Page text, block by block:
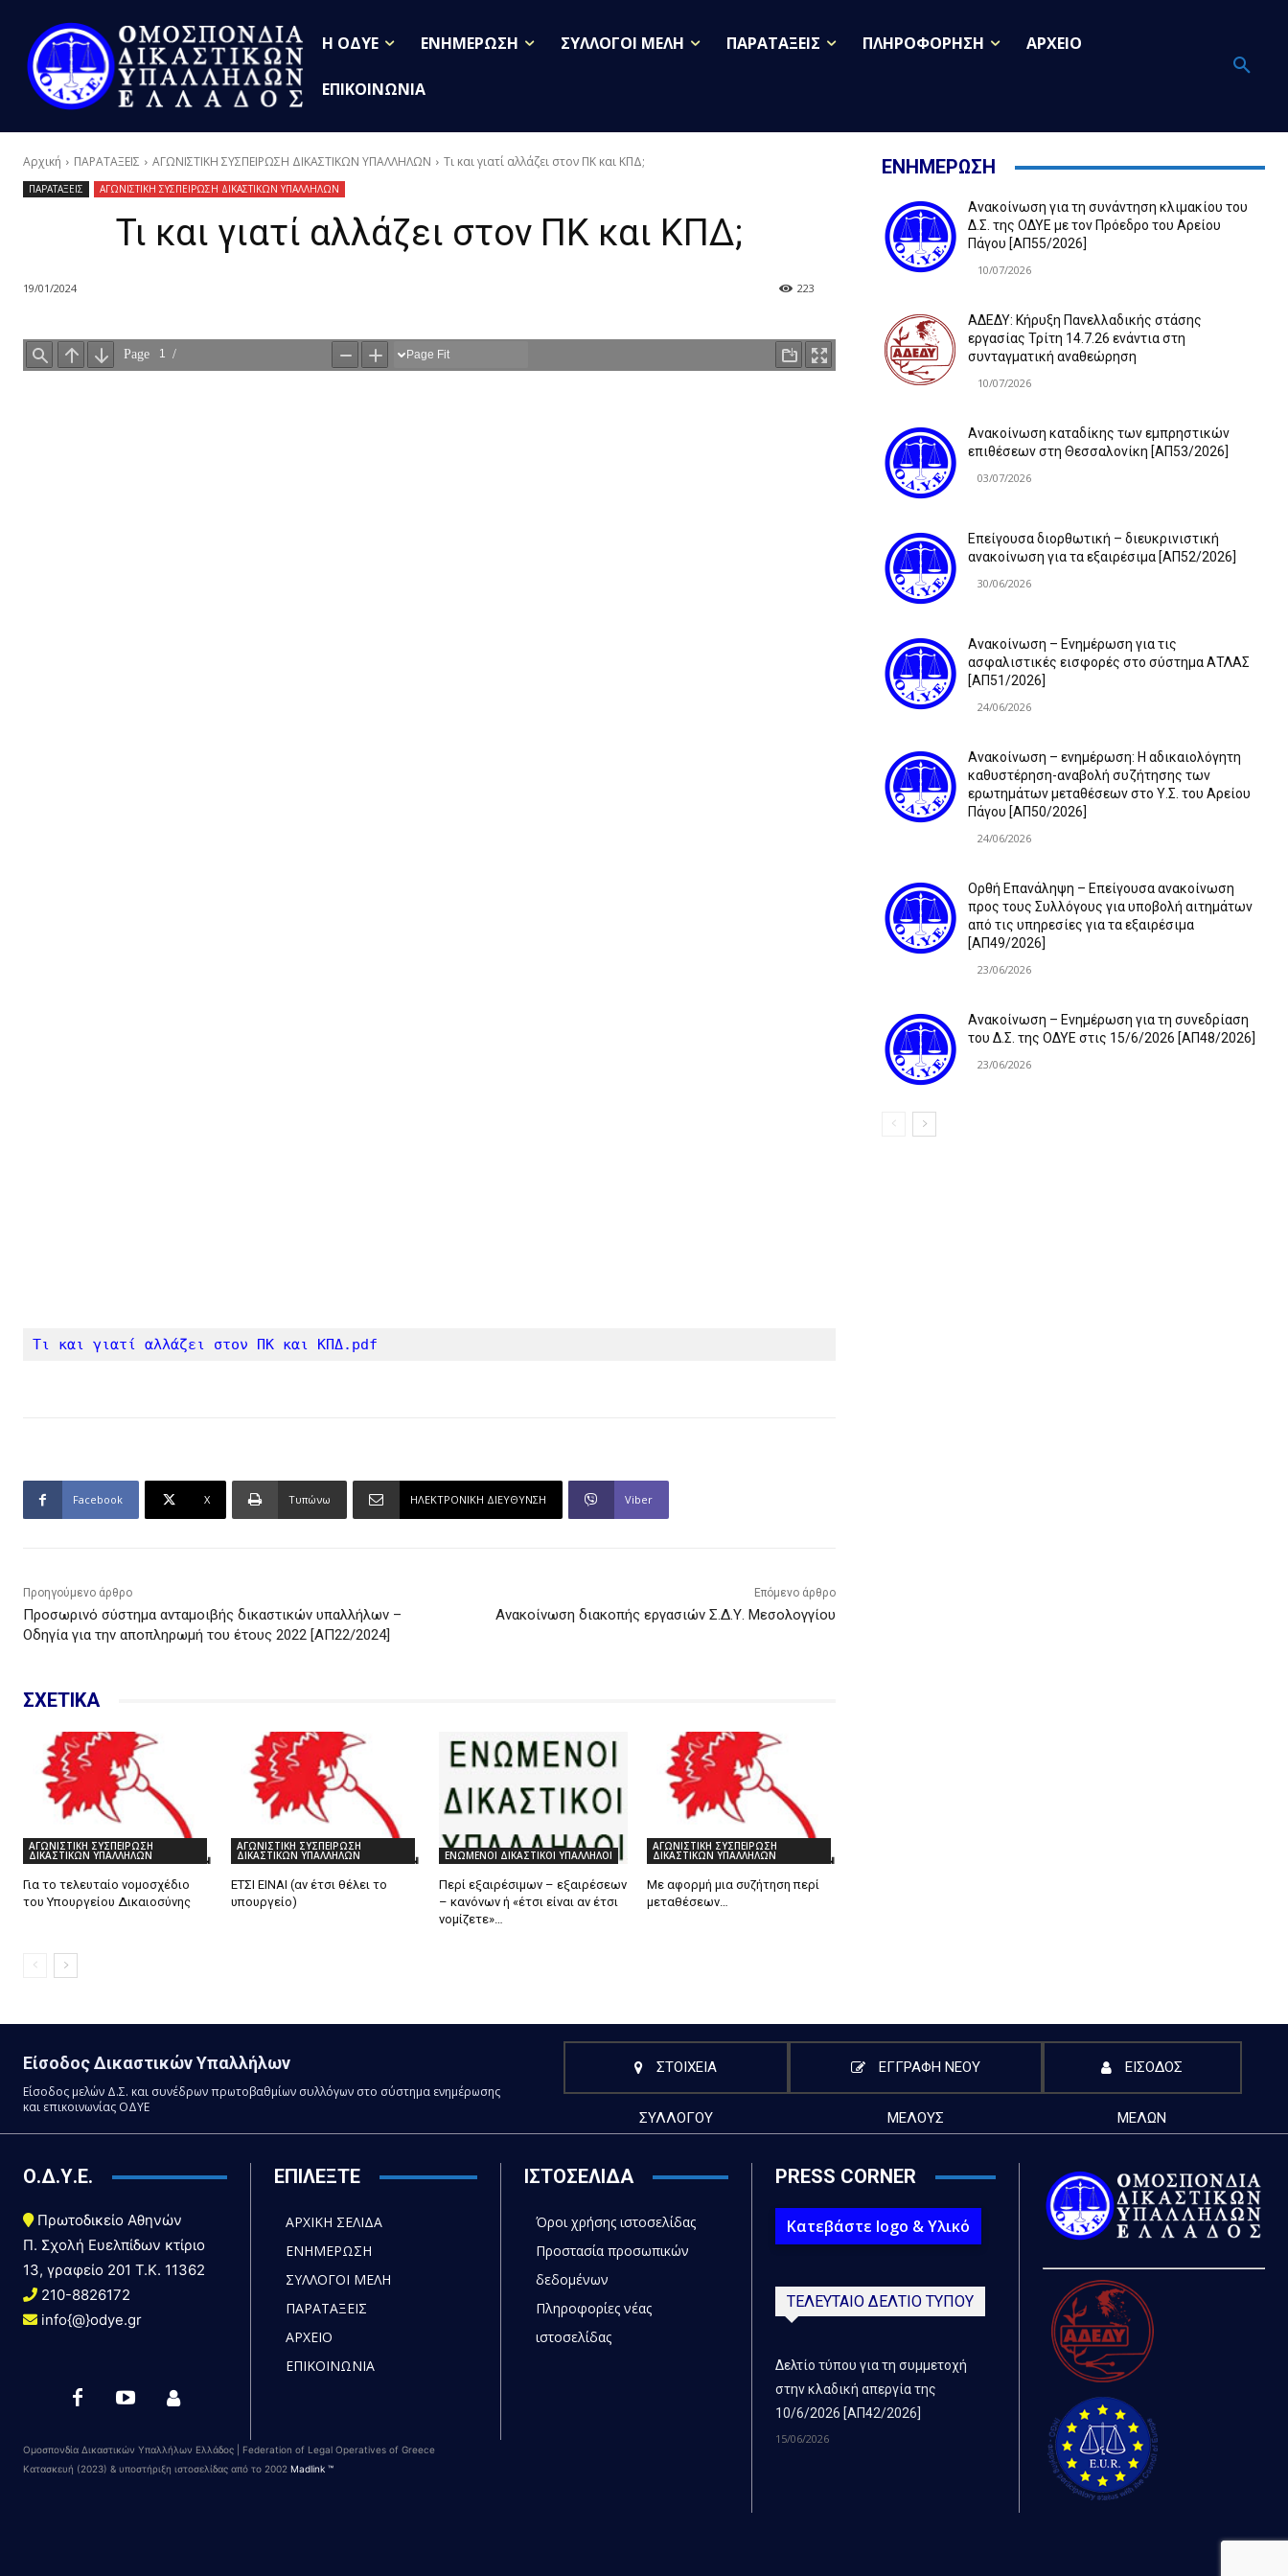
Η ΟΔΥΕ ΕΝΗΜΕΡΩΣΗ ΣΥΛΛΟΓΟΙ ΜΕΛΗ ΠΑΡΑΤΑΞΕΙΣ ΠΛΗΡΟΦΟΡΗΣΗ ΑΡΧΕΙΟ
ΕΠΙΚΟΙΝΩΝΙΑ
Αρχική ΠΑΡΑΤΑΞΕΙΣ ΑΓΩΝΙΣΤΙΚΗ ΣΥΣΠΕΙΡΩΣΗ ΔΙΚΑΣΤΙΚΩΝ ΥΠΑΛΛΗΛΩΝ Τι και γιατί αλλάζει στον ΠΚ και ΚΠΔ;
ΠΑΡΑΤΑΞΕΙΣ ΑΓΩΝΙΣΤΙΚΗ ΣΥΣΠΕΙΡΩΣΗ ΔΙΚΑΣΤΙΚΩΝ ΥΠΑΛΛΗΛΩΝ
Τι και γιατί αλλάζει στον ΠΚ και ΚΠΔ;
223
19/01/2024
Τι και γιατί αλλάζει στον ΠΚ και ΚΠΔ.pdf
Facebook X Τυπώνω ΗΛΕΚΤΡΟΝΙΚΗ ΔΙΕΥΘΥΝΣΗ Viber
Προηγούμενο άρθρο
Προσωρινό σύστημα ανταμοιβής δικαστικών υπαλλήλων –
Οδηγία για την αποπληρωμή του έτους 2022 [ΑΠ22/2024]
Επόμενο άρθρο
Ανακοίνωση διακοπής εργασιών Σ.Δ.Υ. Μεσολογγίου
ΣΧΕΤΙΚΑ
ΑΓΩΝΙΣΤΙΚΗ ΣΥΣΠΕΙΡΩΣΗ
ΔΙΚΑΣΤΙΚΩΝ ΥΠΑΛΛΗΛΩΝ
Για το τελευταίο νομοσχέδιο
του Υπουργείου Δικαιοσύνης
ΑΓΩΝΙΣΤΙΚΗ ΣΥΣΠΕΙΡΩΣΗ
ΔΙΚΑΣΤΙΚΩΝ ΥΠΑΛΛΗΛΩΝ
ΕΤΣΙ ΕΙΝΑΙ (αν έτσι θέλει το
υπουργείο)
ΕΝΩΜΕΝΟΙ ΔΙΚΑΣΤΙΚΟΙ ΥΠΑΛΛΗΛΟΙ
Περί εξαιρέσιμων – εξαιρέσεων
– κανόνων ή «έτσι είναι αν έτσι
νομίζετε»…
ΑΓΩΝΙΣΤΙΚΗ ΣΥΣΠΕΙΡΩΣΗ
ΔΙΚΑΣΤΙΚΩΝ ΥΠΑΛΛΗΛΩΝ
Με αφορμή μια συζήτηση περί
μεταθέσεων…
ΕΝΗΜΕΡΩΣΗ
Ανακοίνωση για τη συνάντηση κλιμακίου του
Δ.Σ. της ΟΔΥΕ με τον Πρόεδρο του Αρείου
Πάγου [ΑΠ55/2026]
10/07/2026
ΑΔΕΔΥ: Κήρυξη Πανελλαδικής στάσης
εργασίας Τρίτη 14.7.26 ενάντια στη
συνταγματική αναθεώρηση
10/07/2026
Ανακοίνωση καταδίκης των εμπρηστικών
επιθέσεων στη Θεσσαλονίκη [ΑΠ53/2026]
03/07/2026
Επείγουσα διορθωτική – διευκρινιστική
ανακοίνωση για τα εξαιρέσιμα [ΑΠ52/2026]
30/06/2026
Ανακοίνωση – Ενημέρωση για τις
ασφαλιστικές εισφορές στο σύστημα ΑΤΛΑΣ
[ΑΠ51/2026]
24/06/2026
Ανακοίνωση – ενημέρωση: Η αδικαιολόγητη
καθυστέρηση-αναβολή συζήτησης των
ερωτημάτων μεταθέσεων στο Υ.Σ. του Αρείου
Πάγου [ΑΠ50/2026]
24/06/2026
Ορθή Επανάληψη – Επείγουσα ανακοίνωση
προς τους Συλλόγους για υποβολή αιτημάτων
από τις υπηρεσίες για τα εξαιρέσιμα
[ΑΠ49/2026]
23/06/2026
Ανακοίνωση – Ενημέρωση για τη συνεδρίαση
του Δ.Σ. της ΟΔΥΕ στις 15/6/2026 [ΑΠ48/2026]
23/06/2026
Είσοδος Δικαστικών Υπαλλήλων
Είσοδος μελών Δ.Σ. και συνέδρων πρωτοβαθμίων συλλόγων στο σύστημα ενημέρωσης
και επικοινωνίας ΟΔΥΕ
ΣΤΟΙΧΕΙΑ
ΣΥΛΛΟΓΟΥ
ΕΓΓΡΑΦΗ ΝΕΟΥ
ΜΕΛΟΥΣ
ΕΙΣΟΔΟΣ
ΜΕΛΩΝ
Ο.Δ.Υ.Ε.
Πρωτοδικείο Αθηνών
Π. Σχολή Ευελπίδων κτίριο
13, γραφείο 201 T.K. 11362
210-8826172
info{@}odye.gr
ΕΠΙΛΕΞΤΕ
ΑΡΧΙΚΗ ΣΕΛΙΔΑ
ΕΝΗΜΕΡΩΣΗ
ΣΥΛΛΟΓΟΙ ΜΕΛΗ
ΠΑΡΑΤΑΞΕΙΣ
ΑΡΧΕΙΟ
ΕΠΙΚΟΙΝΩΝΙΑ
ΙΣΤΟΣΕΛΙΔΑ
Όροι χρήσης ιστοσελίδας
Προστασία προσωπικών
δεδομένων
Πληροφορίες νέας
ιστοσελίδας
Ομοσπονδία Δικαστικών Υπαλλήλων Ελλάδος | Federation of Legal Operatives of Greece
Κατασκευή (2023) & υποστήριξη ιστοσελίδας από το 2002 Madlink ™
PRESS CORNER
Κατεβάστε logo & Υλικό
ΤΕΛΕΥΤΑΙΟ ΔΕΛΤΙΟ ΤΥΠΟΥ
Δελτίο τύπου για τη συμμετοχή
στην κλαδική απεργία της
10/6/2026 [ΑΠ42/2026]
15/06/2026